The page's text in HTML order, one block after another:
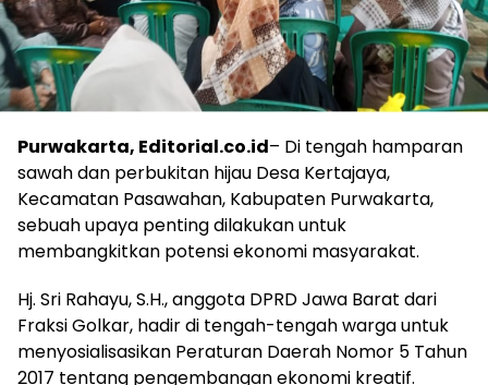
Purwakarta, Editorial.co.id– Di tengah hamparan
sawah dan perbukitan hijau Desa Kertajaya,
Kecamatan Pasawahan, Kabupaten Purwakarta,
sebuah upaya penting dilakukan untuk
membangkitkan potensi ekonomi masyarakat.
Hj. Sri Rahayu, S.H., anggota DPRD Jawa Barat dari
Fraksi Golkar, hadir di tengah-tengah warga untuk
menyosialisasikan Peraturan Daerah Nomor 5 Tahun
2017 tentang pengembangan ekonomi kreatif.